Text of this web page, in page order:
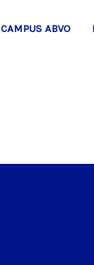
CAMPUS ABVO